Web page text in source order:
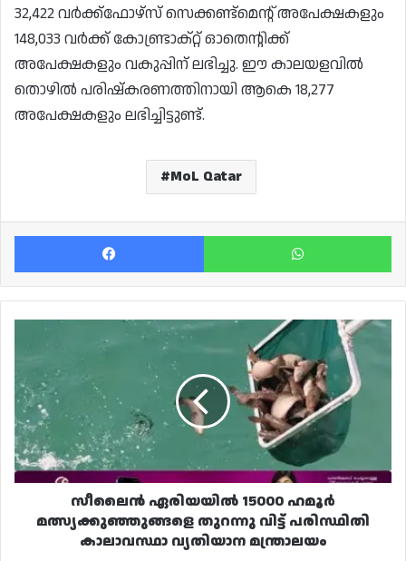
32,422 വർക്ക്ഫോഴ്‌സ് സെക്കണ്ട്‌മെൻ്റ് അപേക്ഷകളും
148,033 വർക്ക് കോണ്ട്രാക്റ്റ് ഓതെന്റിക്ക്
അപേക്ഷകളും വകുപ്പിന് ലഭിച്ചു. ഈ കാലയളവിൽ
തൊഴിൽ പരിഷ്‌കരണത്തിനായി ആകെ 18,277
അപേക്ഷകളും ലഭിച്ചിട്ടുണ്ട്.
MoL Qatar
Facebook
സീലൈൻ
ഹമൂർ
മത്സ്യക്കുഞ്ഞുങ്ങളെ
തുറന്നു
വിട്ട്
പരിസ്ഥിതി
കാലാവസ്ഥാ
മന്ത്രാലയം
സീലൈൻ ഏരിയയിൽ 15000 ഹമൂർ
മത്സ്യക്കുഞ്ഞുങ്ങളെ തുറന്നു വിട്ട് പരിസ്ഥിതി
കാലാവസ്ഥാ വ്യതിയാന മന്ത്രാലയം